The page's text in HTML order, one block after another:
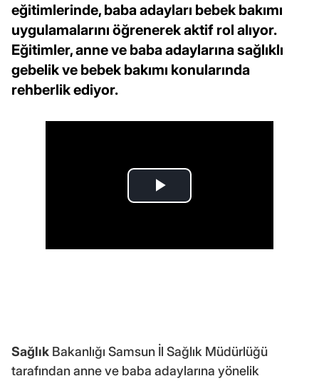
eğitimlerinde, baba adayları bebek bakımı
uygulamalarını öğrenerek aktif rol alıyor.
Eğitimler, anne ve baba adaylarına sağlıklı
gebelik ve bebek bakımı konularında
rehberlik ediyor.
Sağlık Bakanlığı Samsun İl Sağlık Müdürlüğü
tarafından anne ve baba adaylarına yönelik